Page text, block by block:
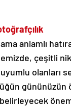
anlamlı
çeşitli
olanları
gününüzün